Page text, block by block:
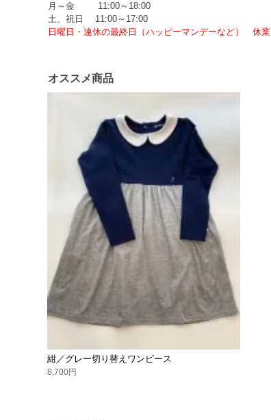
月～金 11:00～18:00
土、祝日 11:00～17:00
日曜日・連休の最終日（ハッピーマンデーなど） 休業
オススメ商品
紺／グレー切り替えワンピース
8,700円